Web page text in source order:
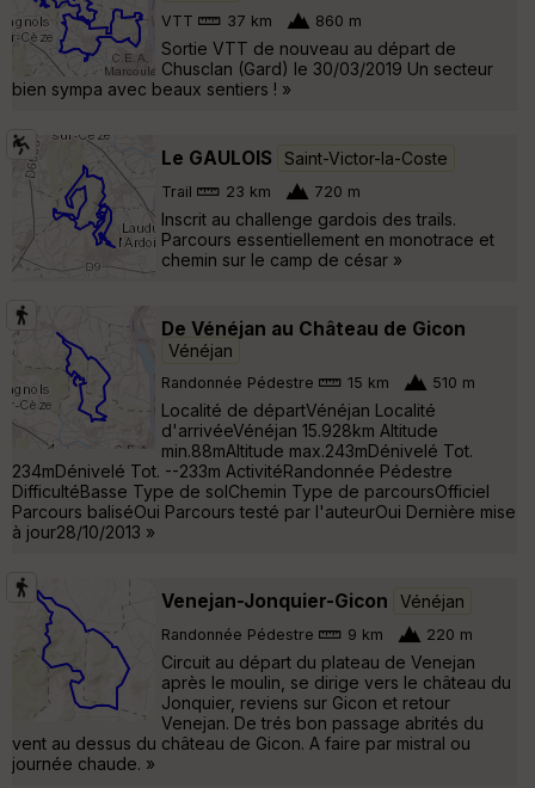
VTT 37 km 860 m
Sortie VTT de nouveau au départ de
Chusclan (Gard) le 30/03/2019 Un secteur
bien sympa avec beaux sentiers ! »
Le GAULOIS Saint-Victor-la-Coste
Trail 23 km 720 m
Inscrit au challenge gardois des trails.
Parcours essentiellement en monotrace et
chemin sur le camp de césar »
De Vénéjan au Château de Gicon
Vénéjan
Randonnée Pédestre 15 km 510 m
Localité de départVénéjan Localité
d'arrivéeVénéjan 15.928km Altitude
min.88mAltitude max.243mDénivelé Tot.
234mDénivelé Tot. --233m ActivitéRandonnée Pédestre
DifficultéBasse Type de solChemin Type de parcoursOfficiel
Parcours baliséOui Parcours testé par l'auteurOui Dernière mise
à jour28/10/2013 »
Venejan-Jonquier-Gicon Vénéjan
Randonnée Pédestre 9 km 220 m
Circuit au départ du plateau de Venejan
après le moulin, se dirige vers le château du
Jonquier, reviens sur Gicon et retour
Venejan. De trés bon passage abrités du
vent au dessus du château de Gicon. A faire par mistral ou
journée chaude. »